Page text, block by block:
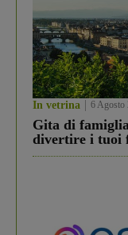
In vetrina 6 Agosto
Gita di
divertire i tuoi